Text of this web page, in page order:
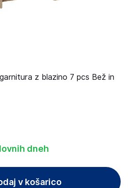
z blazino 7 pcs Bež in
dneh
v košarico